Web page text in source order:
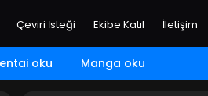
Çeviri İsteği Ekibe Katıl İletişim
oku Manga oku